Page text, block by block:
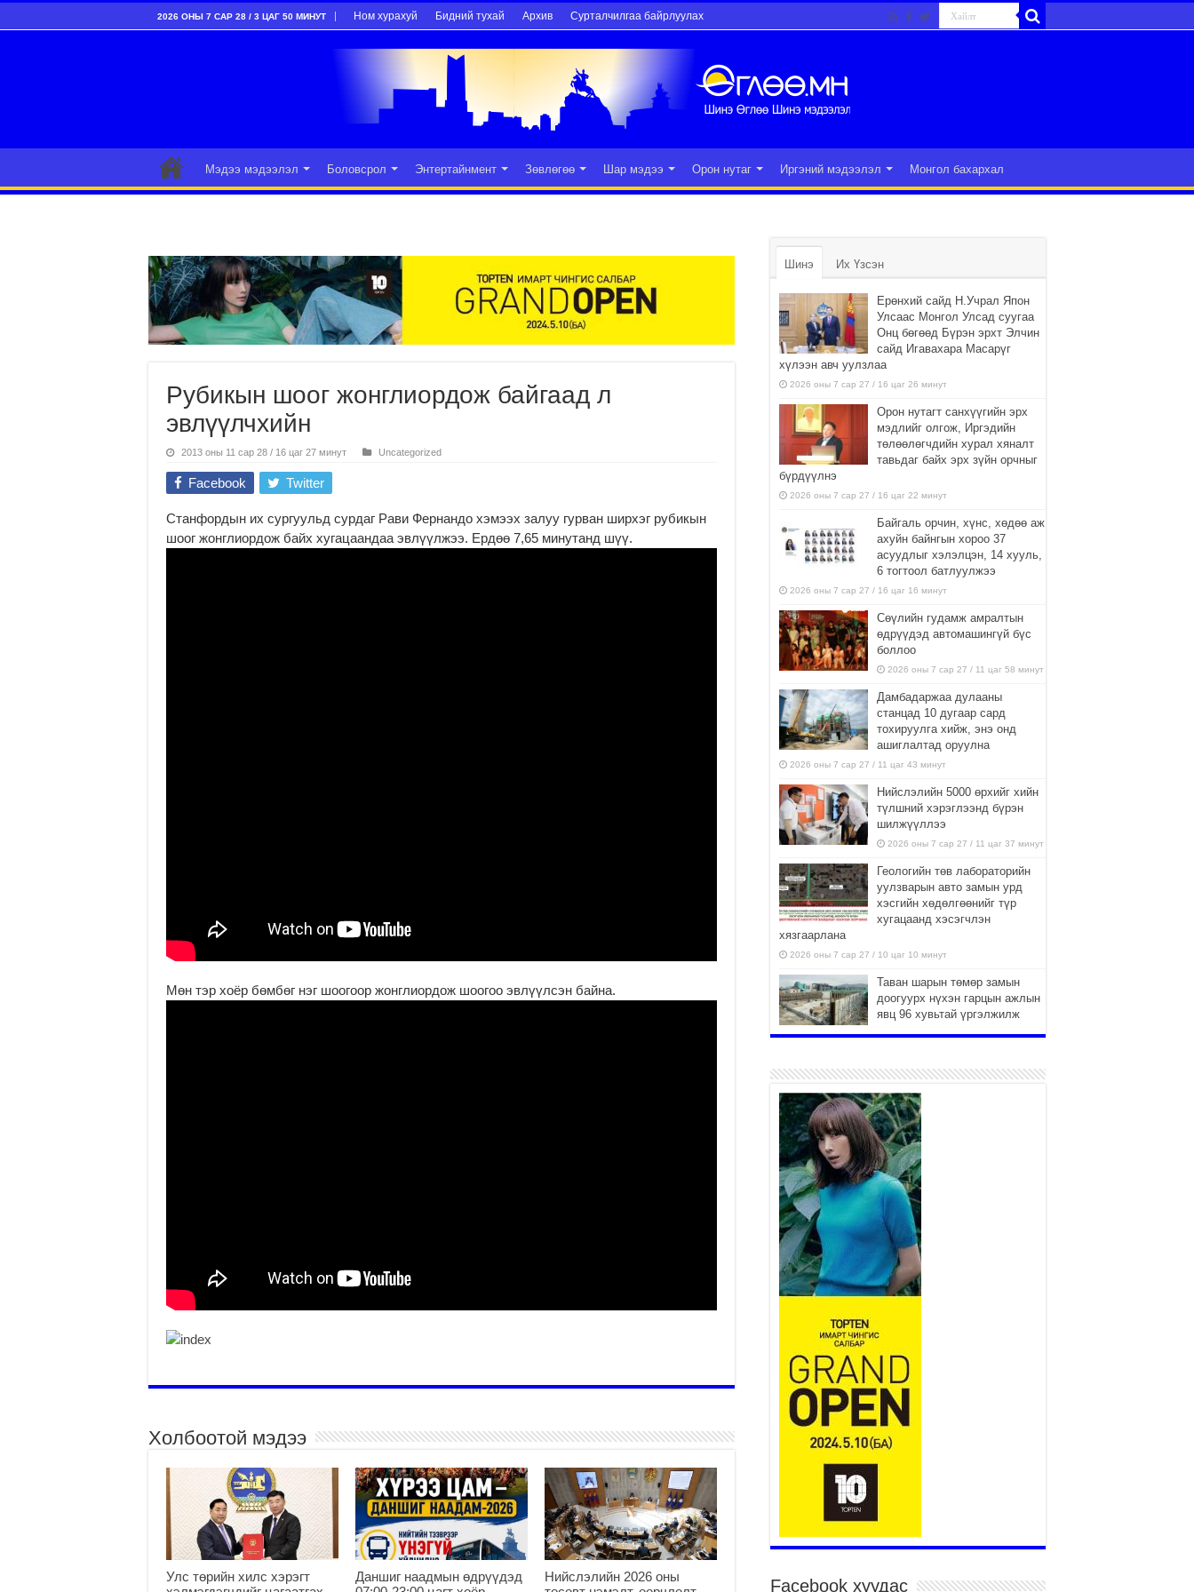
2026 ОНЫ 7 САР 28 / 3 ЦАГ 50 МИНУТ Ном хурахуй Бидний тухай Архив Сурталчилгаа байрлуулах
Мэдээ мэдээлэл Боловсрол Энтертайнмент Зөвлөгөө Шар мэдээ Орон нутаг Иргэний мэдээлэл Монгол бахархал
Рубикын шоог жонглиордож байгаад л
эвлүүлчхийн
2013 оны 11 сар 28 / 16 цаг 27 минут Uncategorized
Facebook Twitter
Станфордын их сургуульд сурдаг Рави Фернандо хэмээх залуу гурван ширхэг рубикын
шоог жонглиордож байх хугацаандаа эвлүүлжээ. Ердөө 7,65 минутанд шүү.
Мөн тэр хоёр бөмбөг нэг шоогоор жонглиордож шоогоо эвлүүлсэн байна.
Холбоотой мэдээ
Улс төрийн хилс хэрэгт
Даншиг наадмын өдрүүдэд
Нийслэлийн 2026 оны
Шинэ Их Үзсэн
Ерөнхий сайд Н.Учрал Япон
Улсаас Монгол Улсад суугаа
Онц бөгөөд Бүрэн эрхт Элчин
сайд Игавахара Масарүг
хүлээн авч уулзлаа
2026 оны 7 сар 27 / 16 цаг 26 минут
Орон нутагт санхүүгийн эрх
мэдлийг олгож, Иргэдийн
төлөөлөгчдийн хурал хяналт
тавьдаг байх эрх зүйн орчныг
бүрдүүлнэ
2026 оны 7 сар 27 / 16 цаг 22 минут
Байгаль орчин, хүнс, хөдөө аж
ахуйн байнгын хороо 37
асуудлыг хэлэлцэн, 14 хууль,
6 тогтоол батлуулжээ
2026 оны 7 сар 27 / 16 цаг 16 минут
Сөүлийн гудамж амралтын
өдрүүдэд автомашингүй бүс
боллоо
2026 оны 7 сар 27 / 11 цаг 58 минут
Дамбадаржаа дулааны
станцад 10 дугаар сард
тохируулга хийж, энэ онд
ашиглалтад оруулна
2026 оны 7 сар 27 / 11 цаг 43 минут
Нийслэлийн 5000 өрхийг хийн
түлшний хэрэглээнд бүрэн
шилжүүллээ
2026 оны 7 сар 27 / 11 цаг 37 минут
Геологийн төв лабораторийн
уулзварын авто замын урд
хэсгийн хөдөлгөөнийг түр
хугацаанд хэсэгчлэн
хязгаарлана
2026 оны 7 сар 27 / 10 цаг 10 минут
Таван шарын төмөр замын
доогуурх нүхэн гарцын ажлын
явц 96 хувьтай үргэлжилж
Нийслэлийн харьяа амаржих
газруудыг “Эх, хүүхдийн төв”
болгон өргөтгөнө
2026 оны 7 сар 27 / 9 цаг 58 минут
ТӨВ АЙМАГТ ӨВЛИЙН
БЭЛТГЭЛ АЖИЛ 80 ХУВЬТАЙ
ҮРГЭЛЖИЛЖ БАЙНА
2026 оны 7 сар 27 / 9 цаг 51 минут
“Хөдөө аж ахуй, хөдөөгийн
хөгжил төслийн 2 дахь шат”
төслийн хүрээнд 4 банктай
дамжуулан зээлдүүлэх гэрээ
байгууллаа
2026 оны 7 сар 27 / 9 цаг 40 минут
УИХ-ын гишүүн С.Зулпхар: Иргэдийн санал
хууль тогтоох үйл ажиллагааны чухал үндэс
2026 оны 7 сар 27 / 9 цаг 19 минут
Ерөнхий хяналтын хоёр удаагийн сонсголд 345
хүн оролцжээ
2026 оны 7 сар 27 / 9 цаг 13 минут
Хянан шалгах түр хорооны нотлох баримттай
нээлттэй танилцах боломжтой боллоо.
2026 оны 7 сар 23 / 15 цаг 58 минут
Дүүжин замын тээвэр энэ оны 12 дугаар сард
ашиглалтад бүрэн орно
Facebook хуудас